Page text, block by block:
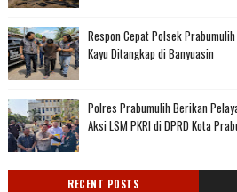
Respon Cepat Polsek
Kayu Ditangkap di Banyuasin
Polres Prabumulih Berikan
Aksi LSM PKRI di DPRD Kota
RECENT POSTS